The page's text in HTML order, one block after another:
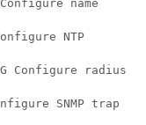
Configure name
Configure NTP
Configure radius
Configure SNMP trap